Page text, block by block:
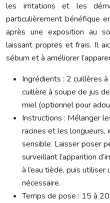
les irritations et les
particulièrement bénéfique
après une exposition au
laissant propres et frais. Il
sébum et à améliorer
Ingrédients : 2 cuillères
cuillère à soupe de jus
miel (optionnel pour
Instructions : Mélanger
racines et les longueurs,
sensible. Laisser poser
surveillant l’apparition
à l’eau tiède, puis
nécessaire.
Temps de pose : 15 à